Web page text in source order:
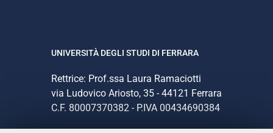
UNIVERSITÀ DEGLI STUDI DI FERRARA
Rettrice: Prof.ssa Laura Ramaciotti
via Ludovico Ariosto, 35 - 44121 Ferrara
C.F. 80007370382 - P.IVA 00434690384